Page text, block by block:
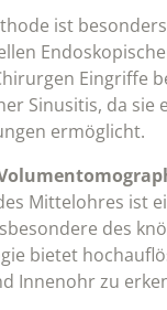
ist
Eingriffe
Sinusitis, da sie
ermöglicht.
Mittelohres ist
des
bietet
Innenohr zu